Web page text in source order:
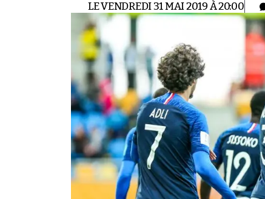
LE VENDREDI 31 MAI 2019 À 20:00